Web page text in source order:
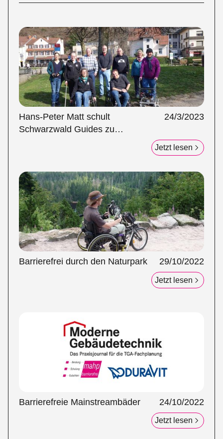
Hans-Peter Matt schult
Schwarzwald Guides zu
24/3/2023
Jetzt lesen
Barrierefrei durch den Naturpark 29/10/2022
Jetzt lesen
Barrierefreie Mainstreambäder 24/10/2022
Jetzt lesen